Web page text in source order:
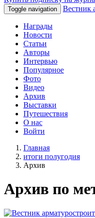
Toggle navigation Вестник
Награды
Новости
Статьи
Авторы
Интервью
Популярное
Фото
Видео
Архив
Выставки
Путешествия
О нас
Войти
Главная
итоги полугодия
Архив
Архив по